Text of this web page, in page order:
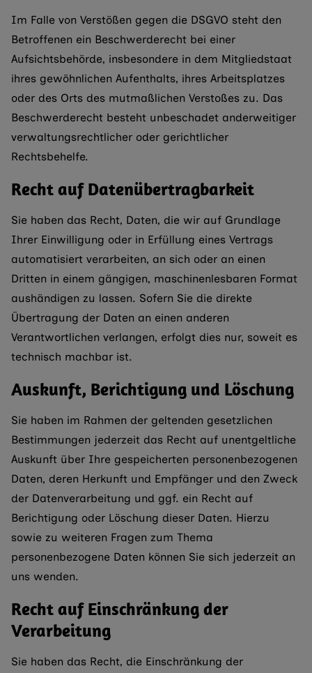
Im Falle von Verstößen gegen die DSGVO steht den
Betroffenen ein Beschwerderecht bei einer
Aufsichtsbehörde, insbesondere in dem Mitgliedstaat
ihres gewöhnlichen Aufenthalts, ihres Arbeitsplatzes
oder des Orts des mutmaßlichen Verstoßes zu. Das
Beschwerderecht besteht unbeschadet anderweitiger
verwaltungsrechtlicher oder gerichtlicher
Rechtsbehelfe.
Recht auf Daten­übertrag­barkeit
Sie haben das Recht, Daten, die wir auf Grundlage
Ihrer Einwilligung oder in Erfüllung eines Vertrags
automatisiert verarbeiten, an sich oder an einen
Dritten in einem gängigen, maschinenlesbaren Format
aushändigen zu lassen. Sofern Sie die direkte
Übertragung der Daten an einen anderen
Verantwortlichen verlangen, erfolgt dies nur, soweit es
technisch machbar ist.
Auskunft, Berichtigung und Löschung
Sie haben im Rahmen der geltenden gesetzlichen
Bestimmungen jederzeit das Recht auf unentgeltliche
Auskunft über Ihre gespeicherten personenbezogenen
Daten, deren Herkunft und Empfänger und den Zweck
der Datenverarbeitung und ggf. ein Recht auf
Berichtigung oder Löschung dieser Daten. Hierzu
sowie zu weiteren Fragen zum Thema
personenbezogene Daten können Sie sich jederzeit an
uns wenden.
Recht auf Einschränkung der
Verarbeitung
Sie haben das Recht, die Einschränkung der